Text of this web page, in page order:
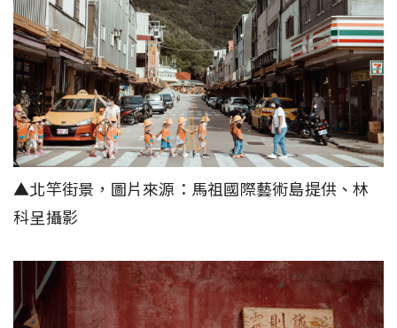
▲北竿街景，圖片來源：馬祖國際藝術島提供、林
科呈攝影